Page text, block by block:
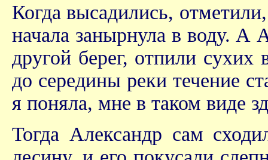
Когда высадились,
начала занырнула в воду. А
другой берег, отпили
до середины реки течение
я поняла, мне в таком виде
Тогда Александр сам